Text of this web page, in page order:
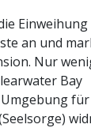
Einweihung
an und
Nur
Bay
für